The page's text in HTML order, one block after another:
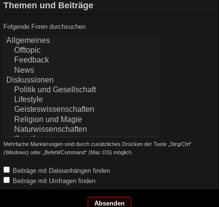
Themen und Beiträge
Folgende Foren durchsuchen
Mehrfache Markierungen sind durch zusätzliches Drücken der Taste „Strg/Ctrl“
(Windows) oder „Befehl/Command“ (Mac OS) möglich.
Beiträge mit Dateianhängen finden
Beiträge mit Umfragen finden